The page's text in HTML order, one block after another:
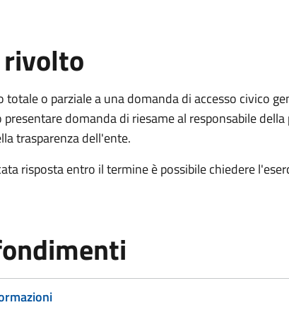
rivolto
totale o parziale a una domanda di accesso civico
domanda di riesame al responsabile
trasparenza dell'ente.
risposta entro il termine è possibile chiedere